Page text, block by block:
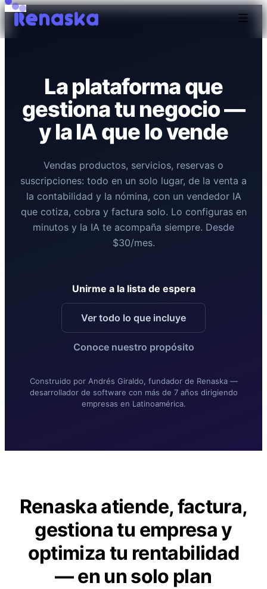
La plataforma que
gestiona tu negocio —
y la IA que lo vende
Vendas productos, servicios, reservas o
suscripciones: todo en un solo lugar, de la venta a
la contabilidad y la nómina, con un vendedor IA
que cotiza, cobra y factura solo. Lo configuras en
minutos y la IA te acompaña siempre. Desde
$30/mes.
Unirme a la lista de espera
Ver todo lo que incluye
Conoce nuestro propósito
Construido por Andrés Giraldo, fundador de Renaska —
desarrollador de software con más de 7 años dirigiendo
empresas en Latinoamérica.
Renaska atiende, factura,
gestiona tu empresa y
optimiza tu rentabilidad
— en un solo plan